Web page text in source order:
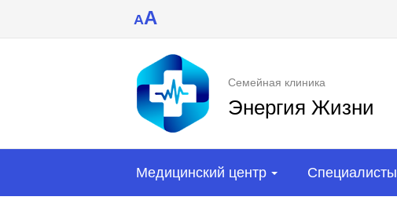
AA
Семейная клиника
Энергия Жизни
Медицинский центр Специалисты